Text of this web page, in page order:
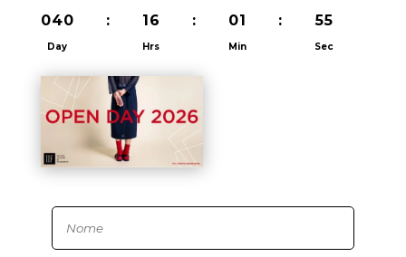
040
Day
: 16
Hrs
: 01
Min
: 54
Sec